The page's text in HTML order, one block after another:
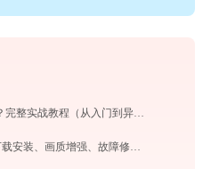
Adobe Audition降噪怎么用？完整实战教程（从入门到异常排查）
暴风影音使用完全指南：下载安装、画质增强、故障修复与播放器对比